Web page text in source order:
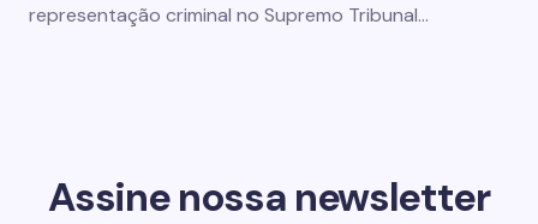
representação criminal no Supremo Tribunal…
Assine nossa newsletter